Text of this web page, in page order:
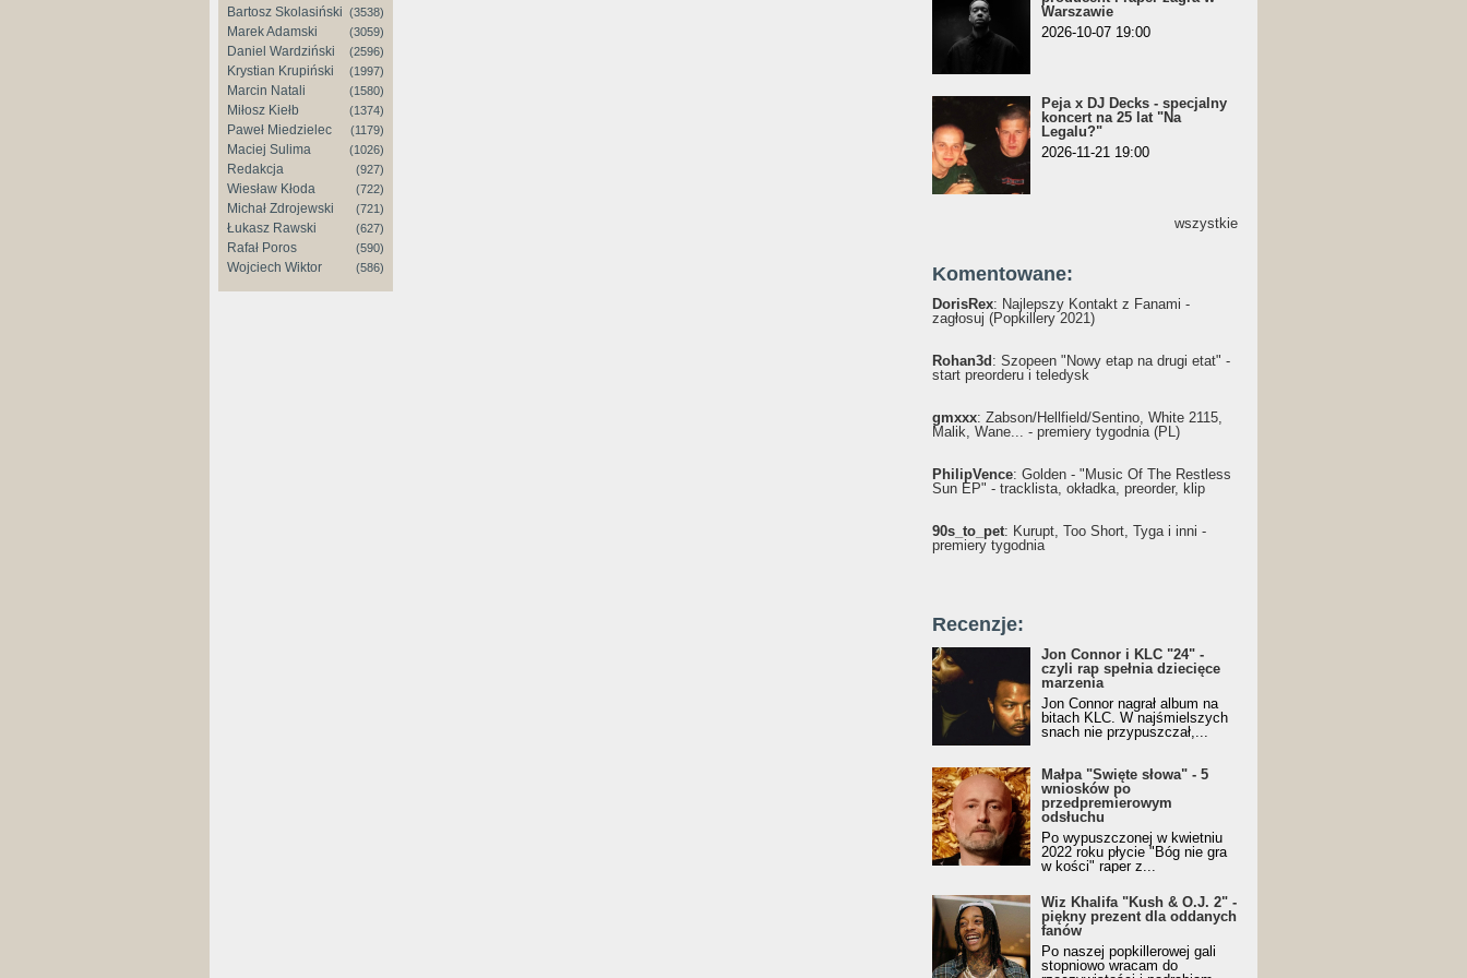
Bartosz Skolasiński (3538)
Marek Adamski (3059)
Daniel Wardziński (2596)
Krystian Krupiński (1997)
Marcin Natali (1580)
Miłosz Kiełb (1374)
Paweł Miedzielec (1179)
Maciej Sulima (1026)
Redakcja (927)
Wiesław Kłoda (722)
Michał Zdrojewski (721)
Łukasz Rawski (627)
Rafał Poros (590)
Wojciech Wiktor (586)
Warszawie
2026-10-07 19:00
Peja x DJ Decks - specjalny
koncert na 25 lat "Na
Legalu?"
2026-11-21 19:00
wszystkie
Komentowane:
DorisRex: Najlepszy Kontakt z Fanami -
zagłosuj (Popkillery 2021)
Rohan3d : Szopeen "Nowy etap na drugi etat" -
start preorderu i teledysk
gmxxx: Żabson/Hellfield/Sentino, White 2115,
Malik, Wane... - premiery tygodnia (PL)
PhilipVence: Golden - "Music Of The Restless
Sun EP" - tracklista, okładka, preorder, klip
90s_to_pet: Kurupt, Too Short, Tyga i inni -
premiery tygodnia
Recenzje:
Jon Connor i KLC "24" -
czyli rap spełnia dziecięce
marzenia
Jon Connor nagrał album na
bitach KLC. W najśmielszych
snach nie przypuszczał,...
Małpa "Święte słowa" - 5
wniosków po
przedpremierowym
odsłuchu
Po wypuszczonej w kwietniu
2022 roku płycie "Bóg nie gra
w kości" raper z...
Wiz Khalifa "Kush & O.J. 2" -
piękny prezent dla oddanych
fanów
Po naszej popkillerowej gali
stopniowo wracam do